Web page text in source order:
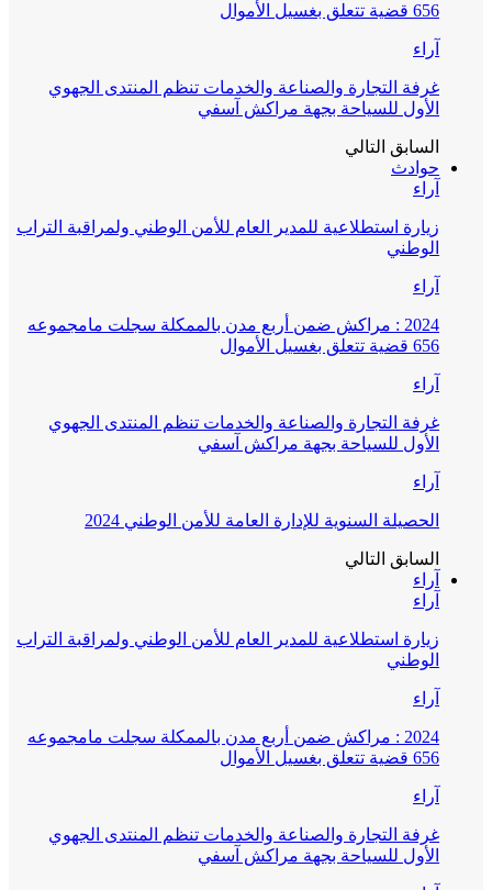
656 قضية تتعلق بغسيل الأموال
آراء
غرفة التجارة والصناعة والخدمات تنظم المنتدى الجهوي
الأول للسياحة بجهة مراكش آسفي
السابق التالي
حوادث
آراء
زيارة استطلاعية للمدير العام للأمن الوطني ولمراقبة التراب
الوطني
آراء
2024 : مراكش ضمن أربع مدن بالممكلة سجلت مامجموعه
656 قضية تتعلق بغسيل الأموال
آراء
غرفة التجارة والصناعة والخدمات تنظم المنتدى الجهوي
الأول للسياحة بجهة مراكش آسفي
آراء
الحصيلة السنوية للإدارة العامة للأمن الوطني 2024
السابق التالي
آراء
آراء
زيارة استطلاعية للمدير العام للأمن الوطني ولمراقبة التراب
الوطني
آراء
2024 : مراكش ضمن أربع مدن بالممكلة سجلت مامجموعه
656 قضية تتعلق بغسيل الأموال
آراء
غرفة التجارة والصناعة والخدمات تنظم المنتدى الجهوي
الأول للسياحة بجهة مراكش آسفي